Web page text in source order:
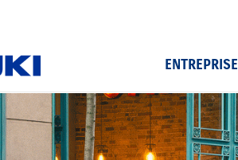
ENTREPRISE